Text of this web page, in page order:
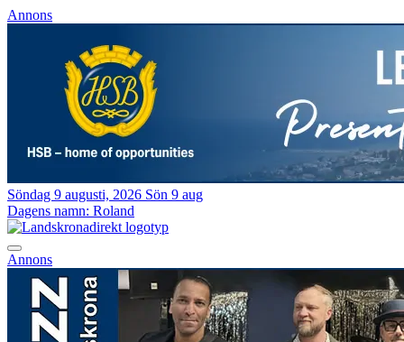
Annons
Söndag 9 augusti, 2026 Sön 9 aug
Dagens namn: Roland
Annons